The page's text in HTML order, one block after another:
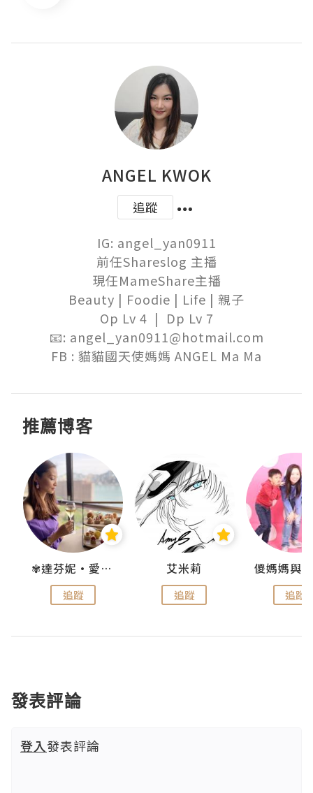
ANGEL KWOK
追蹤
IG: angel_yan0911
前任Shareslog 主播
現任MameShare主播
Beauty | Foodie | Life | 親子
Op Lv 4  |  Dp Lv 7
📧: angel_yan0911@hotmail.com
FB : 貓貓國天使媽媽 ANGEL Ma Ma
推薦博客
✾達芬妮•愛孩子•愛生活✾
追蹤
艾米莉
追蹤 追蹤
發表評論
登入發表評論